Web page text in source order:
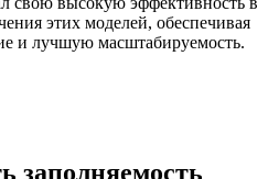
этих моделей, обеспечивая
и лучшую масштабируемость.
заполняемость